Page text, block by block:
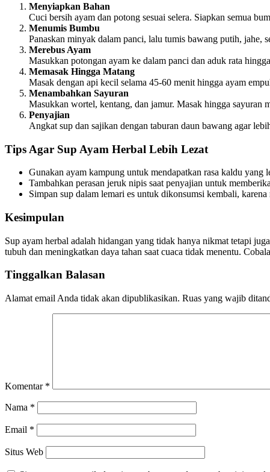
Menyiapkan Bahan
Cuci bersih ayam dan potong sesuai selera. Siapkan semua
Menumis Bumbu
Panaskan minyak dalam panci, lalu tumis bawang putih, jahe,
Merebus Ayam
Masukkan potongan ayam ke dalam panci dan aduk rata
Memasak Hingga Matang
Masak dengan api kecil selama 45-60 menit hingga ayam
Menambahkan Sayuran
Masukkan wortel, kentang, dan jamur. Masak hingga sayuran
Penyajian
Angkat sup dan sajikan dengan taburan daun bawang agar
Tips Agar Sup Ayam Herbal Lebih Lezat
Gunakan ayam kampung untuk mendapatkan rasa kaldu yang
Tambahkan perasan jeruk nipis saat penyajian untuk
Simpan sup dalam lemari es untuk dikonsumsi kembali, karena
Kesimpulan
Sup ayam herbal adalah hidangan yang tidak hanya nikmat tetapi
tubuh dan meningkatkan daya tahan saat cuaca tidak menentu.
Tinggalkan Balasan
Alamat email Anda tidak akan dipublikasikan. Ruas yang wajib
Komentar *
Nama *
Email *
Situs Web